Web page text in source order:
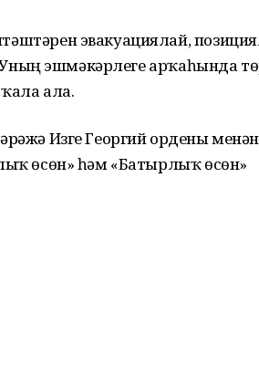
эвакуациялай,
Уның эшмәкәрлеге арҡаһында
ала.
Изге Георгий ордены менән
өсөн» һәм «Батырлыҡ өсөн»